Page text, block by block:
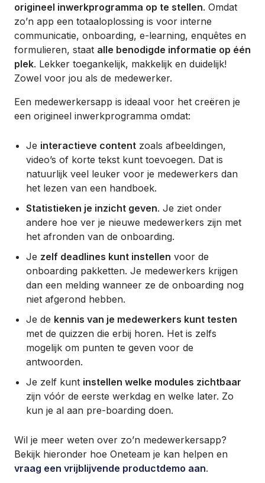
origineel inwerkprogramma op te stellen. Omdat
zo’n app een totaaloplossing is voor interne
communicatie, onboarding, e-learning, enquêtes en
formulieren, staat alle benodigde informatie op één
plek. Lekker toegankelijk, makkelijk en duidelijk!
Zowel voor jou als de medewerker.
Een medewerkersapp is ideaal voor het creëren je
een origineel inwerkprogramma omdat:
Je interactieve content zoals afbeeldingen,
video’s of korte tekst kunt toevoegen. Dat is
natuurlijk veel leuker voor je medewerkers dan
het lezen van een handboek.
Statistieken je inzicht geven. Je ziet onder
andere hoe ver je nieuwe medewerkers zijn met
het afronden van de onboarding.
Je zelf deadlines kunt instellen voor de
onboarding pakketten. Je medewerkers krijgen
dan een melding wanneer ze de onboarding nog
niet afgerond hebben.
Je de kennis van je medewerkers kunt testen
met de quizzen die erbij horen. Het is zelfs
mogelijk om punten te geven voor de
antwoorden.
Je zelf kunt instellen welke modules zichtbaar
zijn vóór de eerste werkdag en welke later. Zo
kun je al aan pre-boarding doen.
Wil je meer weten over zo’n medewerkersapp?
Bekijk hieronder hoe Oneteam je kan helpen en
vraag een vrijblijvende productdemo aan.